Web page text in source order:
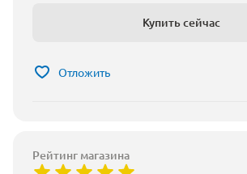
Купить сейчас
Отложить
Рейтинг магазина